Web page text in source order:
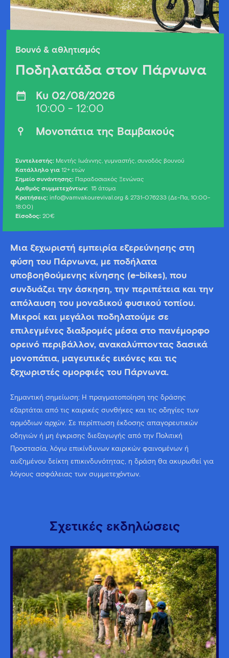
Βουνό & αθλητισμός
Ποδηλατάδα στον Πάρνωνα
Κυ 02/08/2026
10:00 - 12:00
Μονοπάτια της Βαμβακούς
Συντελεστής: Μεντής Ιωάννης, γυμναστής, συνοδός βουνού
Κατάλληλο για 12+ ετών
Σημείο συνάντησης: Παραδοσιακός Ξενώνας
Αριθμός συμμετεχόντων: 15 άτομα
Κρατήσεις: info@vamvakourevival.org & 2731-076233 (Δε-Πα, 10:00-
18:00)
Είσοδος: 20€
Μια ξεχωριστή εμπειρία εξερεύνησης στη
φύση του Πάρνωνα, με ποδήλατα
υποβοηθούμενης κίνησης (e-bikes), που
συνδυάζει την άσκηση, την περιπέτεια και την
απόλαυση του μοναδικού φυσικού τοπίου.
Μικροί και μεγάλοι ποδηλατούμε σε
επιλεγμένες διαδρομές μέσα στο πανέμορφο
ορεινό περιβάλλον, ανακαλύπτοντας δασικά
μονοπάτια, μαγευτικές εικόνες και τις
ξεχωριστές ομορφιές του Πάρνωνα.
Σημαντική σημείωση: Η πραγματοποίηση της δράσης
εξαρτάται από τις καιρικές συνθήκες και τις οδηγίες των
αρμόδιων αρχών. Σε περίπτωση έκδοσης απαγορευτικών
οδηγιών ή μη έγκρισης διεξαγωγής από την Πολιτική
Προστασία, λόγω επικίνδυνων καιρικών φαινομένων ή
αυξημένου δείκτη επικινδυνότητας, η δράση θα ακυρωθεί για
λόγους ασφάλειας των συμμετεχόντων.
Σχετικές εκδηλώσεις